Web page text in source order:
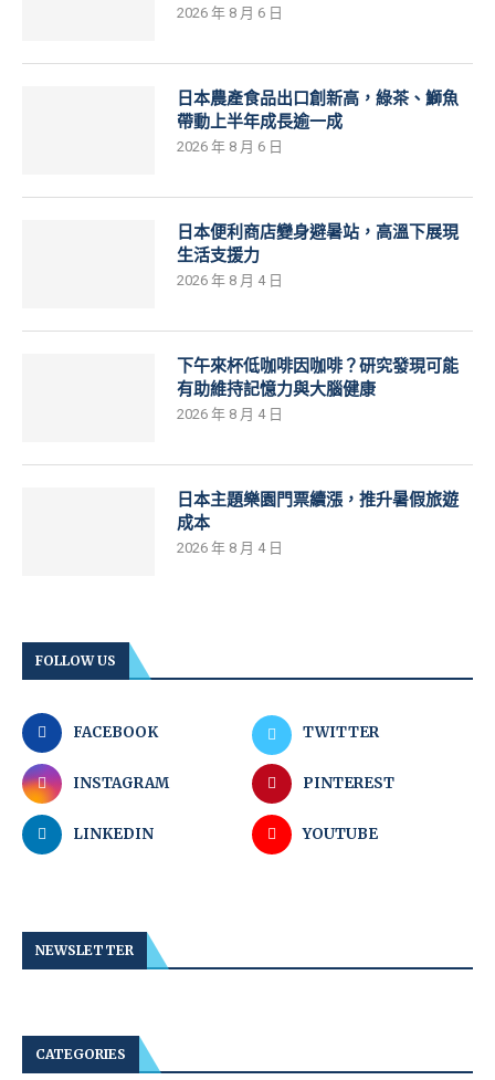
2026 年 8 月 6 日
日本農產食品出口創新高，綠茶、鰤魚
帶動上半年成長逾一成
2026 年 8 月 6 日
日本便利商店變身避暑站，高溫下展現
生活支援力
2026 年 8 月 4 日
下午來杯低咖啡因咖啡？研究發現可能
有助維持記憶力與大腦健康
2026 年 8 月 4 日
日本主題樂園門票續漲，推升暑假旅遊
成本
2026 年 8 月 4 日
FOLLOW US
FACEBOOK TWITTER
INSTAGRAM PINTEREST
LINKEDIN YOUTUBE
NEWSLETTER
CATEGORIES